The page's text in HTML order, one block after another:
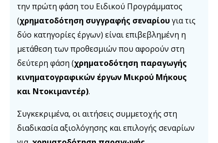
την πρώτη φάση του Ειδικού Προγράμματος
(χρηματοδότηση συγγραφής σεναρίουγια τις
δύο κατηγορίες έργων) είναι επιβεβλημένη η
μετάθεση των προθεσμιών που αφορούν στη
δεύτερη φάση (χρηματοδότηση παραγωγής
κινηματογραφικών έργων Μικρού Μήκους
και Ντοκιμαντέρ).
Συγκεκριμένα, οι αιτήσεις συμμετοχής στη
διαδικασία αξιολόγησης και επιλογής σεναρίων